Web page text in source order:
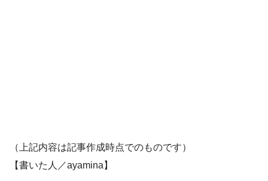
（上記内容は記事作成時点でのものです）
【書いた人／ayamina】